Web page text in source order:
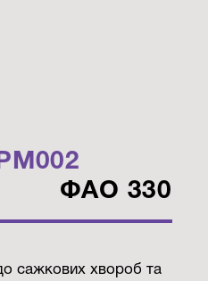
ФАО 330
сажкових хвороб та